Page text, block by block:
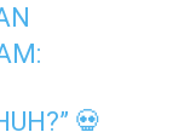
💀